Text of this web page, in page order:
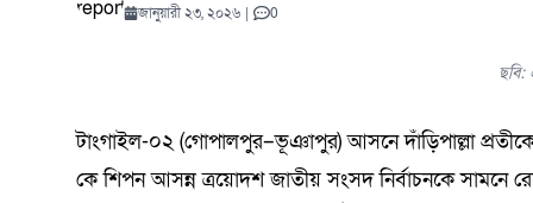
শ্রদ্ধা
কড়াই নিয়ে
বিজলী কৃষিকে
বাইকারদের
নদীগর্ভে
শিক্ষার্থীদের ব্যাপক অংশগ্রহণ
ডিসেম্বর ২২, ২০২৫ 0
জানুয়ারী ২৩, ২০২৬ | 0
টাংগাইল-০২ (গোপালপুর–ভূঞাপুর) আসনে দাঁড়িপাল্লা
কে শিপন আসন্ন ত্রয়োদশ জাতীয় সংসদ নির্বাচনকে